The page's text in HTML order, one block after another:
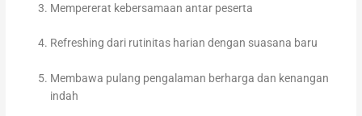
Mempererat kebersamaan antar peserta
Refreshing dari rutinitas harian dengan suasana baru
Membawa pulang pengalaman berharga dan kenangan
indah